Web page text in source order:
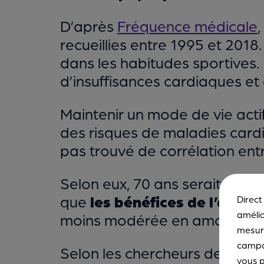
D’après Fréquence médicale
recueillies entre 1995 et
dans les habitudes sportives.
d’insuffisances cardiaques
Maintenir un mode de vie
des risques de maladies
pas trouvé de corrélation
Selon eux, 70 ans serait
que les bénéfices de
moins modérée en amont
Selon les chercheurs de
vous